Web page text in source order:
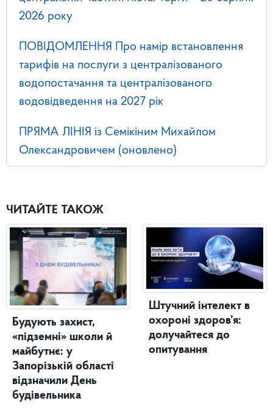
2026 року
ПОВІДОМЛЕННЯ Про намір встановлення
тарифів на послуги з централізованого
водопостачання та централізованого
водовідведення на 2027 рік
ПРЯМА ЛІНІЯ із Семікіним Михайлом
Олександровичем (оновлено)
ЧИТАЙТЕ ТАКОЖ
Будують захист,
«підземні» школи й
майбутнє: у
Запорізькій області
відзначили День
будівельника
Штучний інтелект в
охороні здоров’я:
долучайтеся до
опитування